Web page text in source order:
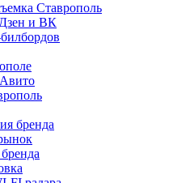
Ставрополь
и ВК
бренда